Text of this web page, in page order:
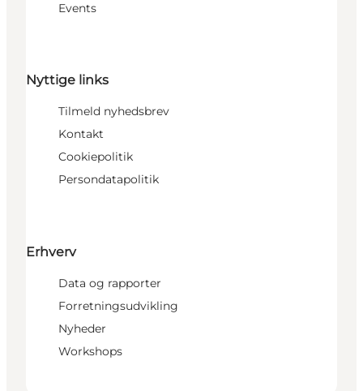
Events
Nyttige links
Tilmeld nyhedsbrev
Kontakt
Cookiepolitik
Persondatapolitik
Erhverv
Data og rapporter
Forretningsudvikling
Nyheder
Workshops